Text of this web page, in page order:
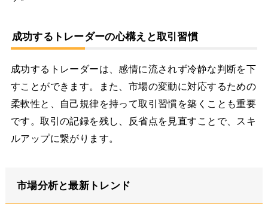
成功するトレーダーの心構えと取引習慣
成功するトレーダーは、感情に流されず冷静な判断を下
すことができます。また、市場の変動に対応するための
柔軟性と、自己規律を持って取引習慣を築くことも重要
です。取引の記録を残し、反省点を見直すことで、スキ
ルアップに繋がります。
市場分析と最新トレンド